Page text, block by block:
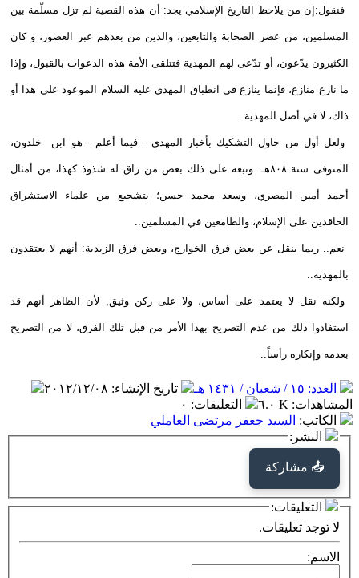
فنقول:إن من يلاحظ التاريخ الإسلامي يجد: أن هذه القضية لم تزل مسلّمة بين
المسلمين، من عصر الصحابة والتابعين، والذين من بعدهم عبر العصور، و كان
الكثيرون يدّعون، أو تدّعى لهم المهدية فتتلقى الأمة هذه الدعوات بالقبول، وإذا
ما نازع منازع، فإنما ينازع في انطباق المهدي عليه السلام الموعود على هذا أو
ذاك، لا في أصل المهدية..
ولعل أول من حاول التشكيك بأخبار المهدي - فيما أعلم - هو ابن خلدون،
المتوفى سنة ٨٠٨هـ. وتبعه على ذلك بعض من راق له شذوذ كهذا، من أمثال
أحمد أمين المصري، وسعد محمد حسن؛ بتشجيع من علماء الاستشراق
الحاقدين على الإسلام، والطامعين في المسلمين..
نعم.. ربما ينقل عن بعض فرق الخوارج، وبعض فرق الزيدية: أنهم لا يعتقدون
بالمهدية..
ولكنه نقل لا يعتمد على أساس، ولا على ركن وثيق, لأن الظاهر أنهم قد
استفادوا ذلك من عدم التصريح بهذا الأمر من قبل تلك الفرق، لا من التصريح
بعدمه وإنكاره رأساً..
العدد: ١٥ / شعبان / ١٤٣١ هـ تاريخ الإنشاء: ٢٠١٢/١٢/٠٨
المشاهدات: ٦.٠ K التعليقات: ٠
الكاتب: السيد جعفر مرتضى العاملي
النشر:
📤 مشاركة
التعليقات:
لا توجد تعليقات.
الاسم: